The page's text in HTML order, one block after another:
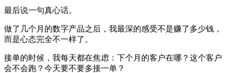
最后说一句真心话。
做了几个月的数字产品之后，我最深的感受不是赚了多少钱，
而是心态完全不一样了。
接单的时候，我每天都在焦虑：下个月的客户在哪？这个客户
会不会跑？今天要不要多接一单？